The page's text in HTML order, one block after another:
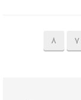
7
8